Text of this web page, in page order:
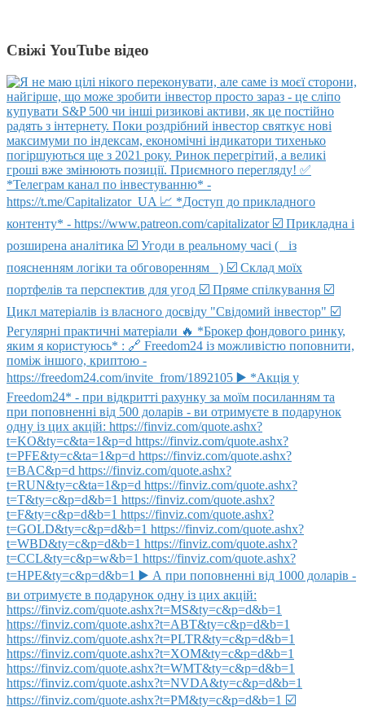
Свіжі YouTube відео